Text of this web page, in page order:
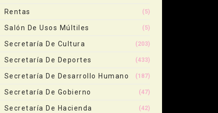
Rentas (5)
Salón De Usos Múltiles (5)
Secretaría De Cultura (203)
Secretaría De Deportes (433)
Secretaría De Desarrollo Humano (187)
Secretaría De Gobierno (47)
Secretaría De Hacienda (42)